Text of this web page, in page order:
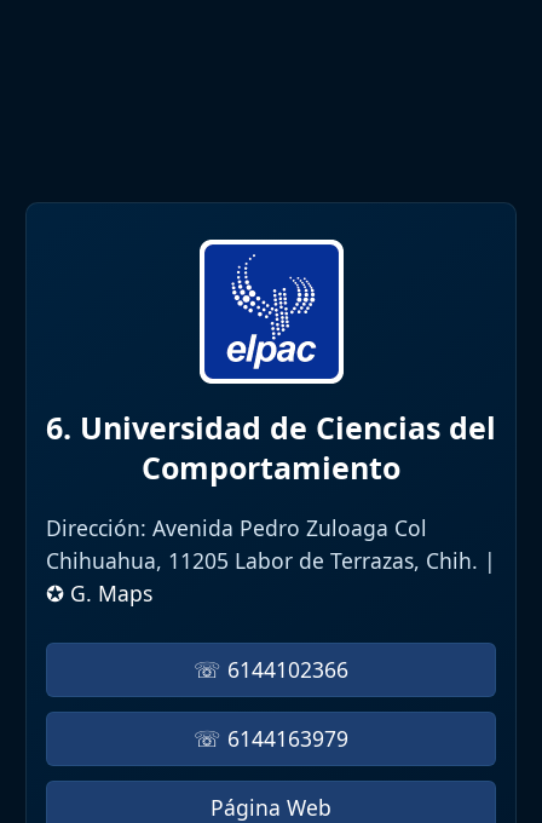
6. Universidad de Ciencias del
Comportamiento
Dirección: Avenida Pedro Zuloaga Col
Chihuahua, 11205 Labor de Terrazas, Chih. |
✪ G. Maps
☏ 6144102366
☏ 6144163979
Página Web